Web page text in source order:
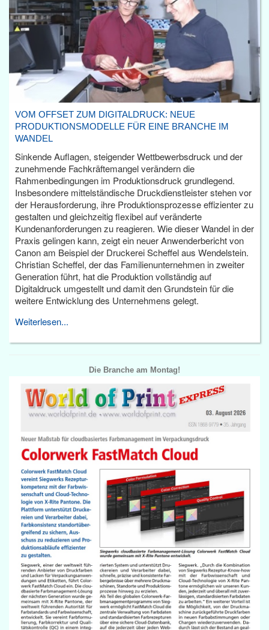
VOM OFFSET ZUM DIGITALDRUCK: NEUE
PRODUKTIONSMODELLE FÜR EINE BRANCHE IM
WANDEL
Sinkende Auflagen, steigender Wettbewerbsdruck und der
zunehmende Fachkräftemangel verändern die
Rahmenbedingungen im Produktionsdruck grundlegend.
Insbesondere mittelständische Druckdienstleister stehen vor
der Herausforderung, ihre Produktionsprozesse effizienter zu
gestalten und gleichzeitig flexibel auf veränderte
Kundenanforderungen zu reagieren. Wie dieser Wandel in der
Praxis gelingen kann, zeigt ein neuer Anwenderbericht von
Canon am Beispiel der Druckerei Scheffel aus Wendelstein.
Christian Scheffel, der das Familienunternehmen in zweiter
Generation führt, hat die Produktion vollständig auf
Digitaldruck umgestellt und damit den Grundstein für die
weitere Entwicklung des Unternehmens gelegt.
Weiterlesen...
Die Branche am Montag!